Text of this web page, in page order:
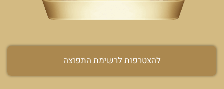
להצטרפות לרשימת התפוצה